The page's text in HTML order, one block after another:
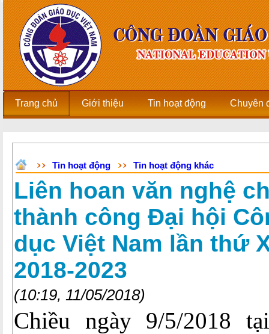
Trang chủ Giới thiệu Tin hoạt động Chuyên
Tin hoạt động Tin hoạt động khác
Liên hoan văn nghệ
thành công Đại hội
dục Việt Nam lần thứ
2018-2023
(10:19, 11/05/2018)
Chiều ngày 9/5/2018